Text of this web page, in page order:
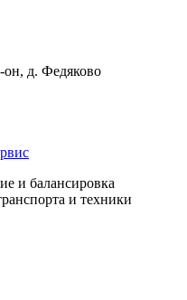
он, д. Федяково
и балансировка
и техники